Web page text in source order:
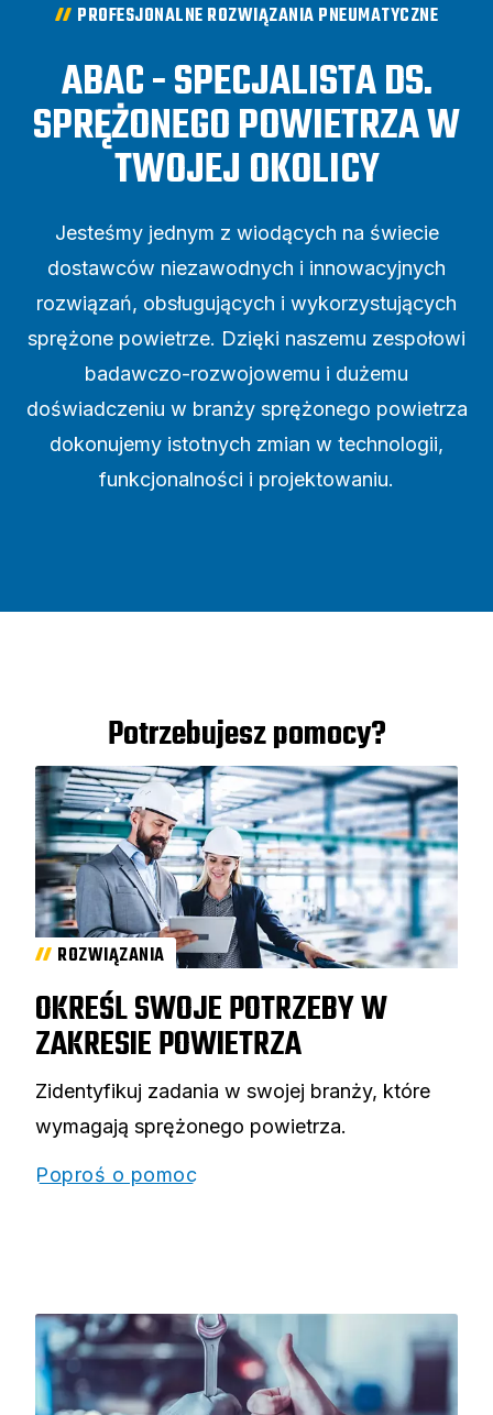
PROFESJONALNE ROZWIĄZANIA PNEUMATYCZNE
ABAC - SPECJALISTA DS.
SPRĘŻONEGO POWIETRZA W
TWOJEJ OKOLICY
Jesteśmy jednym z wiodących na świecie
dostawców niezawodnych i innowacyjnych
rozwiązań, obsługujących i wykorzystujących
sprężone powietrze. Dzięki naszemu zespołowi
badawczo-rozwojowemu i dużemu
doświadczeniu w branży sprężonego powietrza
dokonujemy istotnych zmian w technologii,
funkcjonalności i projektowaniu.
Potrzebujesz pomocy?
ROZWIĄZANIA
OKREŚL SWOJE POTRZEBY W
ZAKRESIE POWIETRZA
Zidentyfikuj zadania w swojej branży, które
wymagają sprężonego powietrza.
Poproś o pomoc